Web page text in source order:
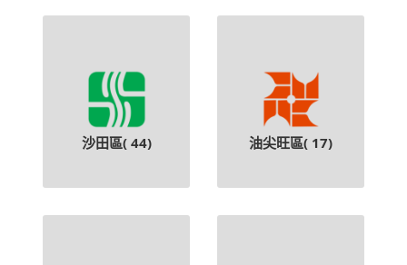
沙田區( 44) 油尖旺區( 17)